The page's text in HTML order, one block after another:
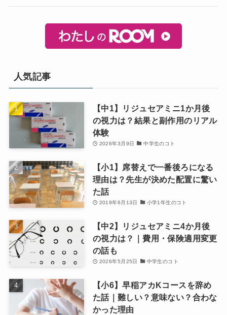
人気記事
【中1】リジュセアミニ1か月後
の視力は？結果と副作用のリアル
体験
2026年3月9日 中学生のコト
【小1】席替えで一番後ろになる
理由は？先生が決めた配置に驚い
た話
2019年6月13日 小学1年生のコト
【中2】リジュセアミニ4か月後
の視力は？｜費用・保険適用変更
の話も
2026年5月25日 中学生のコト
【小6】早稲アカKコースを辞め
た話｜難しい？意味ない？合わな
かった理由